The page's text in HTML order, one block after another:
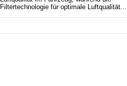
Filtertechnologie für optimale Luftqualität...